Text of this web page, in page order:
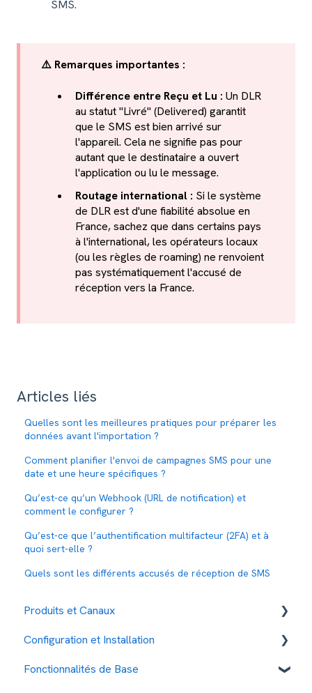
SMS.
⚠️ Remarques importantes :
Différence entre Reçu et Lu : Un DLR
au statut "Livré" (Delivered) garantit
que le SMS est bien arrivé sur
l'appareil. Cela ne signifie pas pour
autant que le destinataire a ouvert
l'application ou lu le message.
Routage international : Si le système
de DLR est d'une fiabilité absolue en
France, sachez que dans certains pays
à l'international, les opérateurs locaux
(ou les règles de roaming) ne renvoient
pas systématiquement l'accusé de
réception vers la France.
Articles liés
Quelles sont les meilleures pratiques pour préparer les
données avant l'importation ?
Comment planifier l'envoi de campagnes SMS pour une
date et une heure spécifiques ?
Qu’est-ce qu’un Webhook (URL de notification) et
comment le configurer ?
Qu’est-ce que l’authentification multifacteur (2FA) et à
quoi sert-elle ?
Quels sont les différents accusés de réception de SMS
Produits et Canaux
SMS
TTS
Configuration et Installation
Tarifs et Paiement
Fonctionnalités de Base